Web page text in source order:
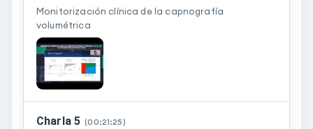
Monitorización clínica de la capnografía
volumétrica
Charla 5 (00:21:25)